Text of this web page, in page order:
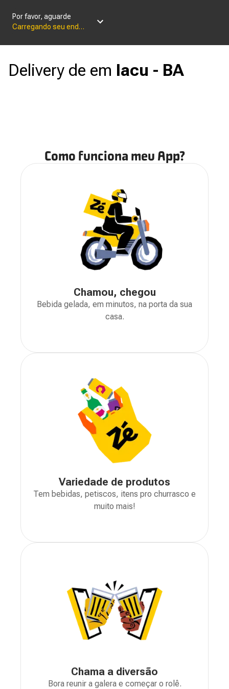
Por favor, aguarde
Carregando seu endereço
Delivery de em Iacu - BA
Como funciona meu App?
Chamou, chegou
Bebida gelada, em minutos, na porta da sua
casa.
Variedade de produtos
Tem bebidas, petiscos, itens pro churrasco e
muito mais!
Chama a diversão
Bora reunir a galera e começar o rolê.